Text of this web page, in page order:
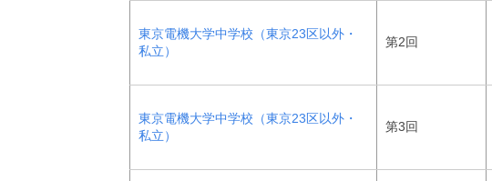
東京電機大学中学校（東京23区以外・
私立）
第2回
東京電機大学中学校（東京23区以外・
私立）
第3回